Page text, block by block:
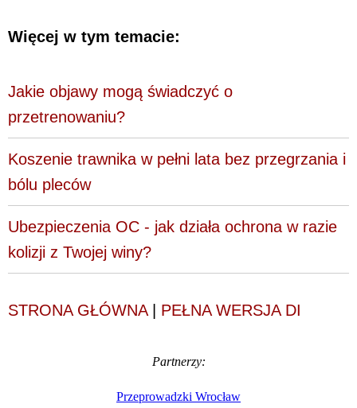
Więcej w tym temacie:
Jakie objawy mogą świadczyć o
przetrenowaniu?
Koszenie trawnika w pełni lata bez przegrzania i
bólu pleców
Ubezpieczenia OC - jak działa ochrona w razie
kolizji z Twojej winy?
STRONA GŁÓWNA| PEŁNA WERSJA DI
Partnerzy:
Przeprowadzki Wrocław